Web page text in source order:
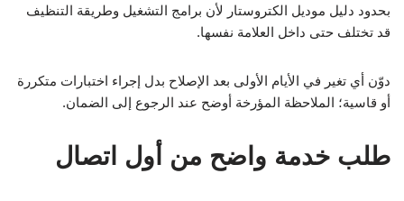
بحدود دليل موديل الكتروستار لأن برامج التشغيل وطريقة التنظيف
قد تختلف حتى داخل العلامة نفسها.
دوّن أي تغير في الأيام الأولى بعد الإصلاح بدل إجراء اختبارات متكررة
أو قاسية؛ الملاحظة المؤرخة أوضح عند الرجوع إلى الضمان.
طلب خدمة واضح من أول اتصال